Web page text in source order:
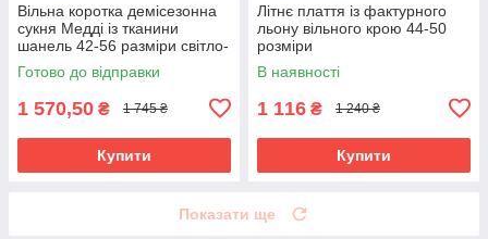
Вільна коротка демісезонна
сукня Медді із тканини
шанель 42-56 разміри світло-
сіра
Готово до відправки
1 570,50 ₴ 1 745 ₴
Купити
Літнє плаття із фактурного
льону вільного крою 44-50
розміри
В наявності
1 116 ₴ 1 240 ₴
Купити
Показати ще